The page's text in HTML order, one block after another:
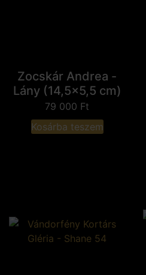
Zocskár Andrea -
Lány (14,5x5,5 cm)
79 000 Ft
Kosárba teszem